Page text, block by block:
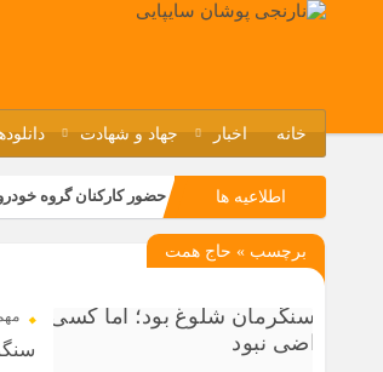
خانه اخبار جهاد و شهادت
اطلاعیه ها حضور کارکنان گروه
مسابقات ورزشی در
مراسم گرامیداشت
برچسب » حاج همت